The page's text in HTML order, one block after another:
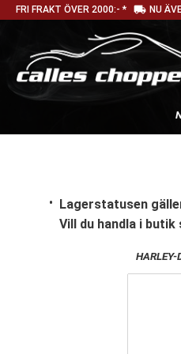
FRI FRAKT ÖVER 2000:- * local_shipping NU
Lagerstatusen
Vill du handla i butik
HARLEY-